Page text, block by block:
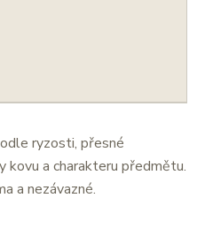
ryzosti, přesné
kovu a charakteru předmětu.
a nezávazné.